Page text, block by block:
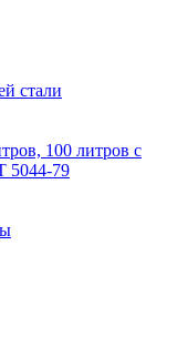
стали
100 литров с
5044-79